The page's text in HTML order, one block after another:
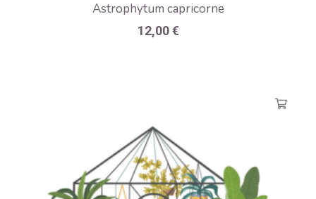
Astrophytum capricorne
12,00€